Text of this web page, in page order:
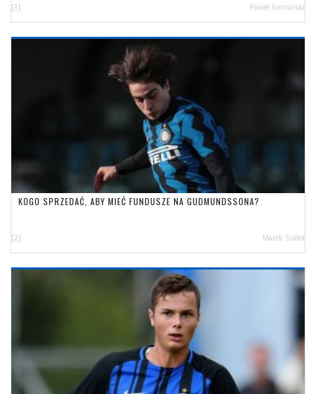
[3] Paweł Świnarski
KOGO SPRZEDAĆ, ABY MIEĆ FUNDUSZE NA GUDMUNDSSONA?
[2] Marek Sudoł